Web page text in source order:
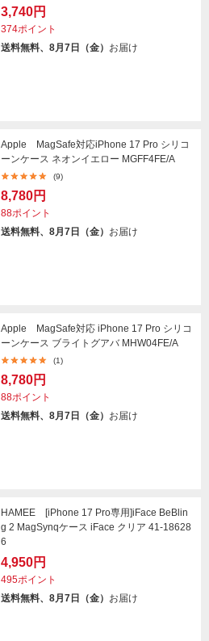
3,740円
374ポイント
送料無料、8月7日（金） お届け
Apple MagSafe対応iPhone 17 Pro シリコ
ーンケース ネオンイエロー MGFF4FE/A
(9)
8,780円
88ポイント
送料無料、8月7日（金） お届け
Apple MagSafe対応 iPhone 17 Pro シリコ
ーンケース ブライトグアバ MHW04FE/A
(1)
8,780円
88ポイント
送料無料、8月7日（金） お届け
HAMEE [iPhone 17 Pro専用]iFace BeBlin
g 2 MagSynqケース iFace クリア 41-18628
6
4,950円
495ポイント
送料無料、8月7日（金） お届け